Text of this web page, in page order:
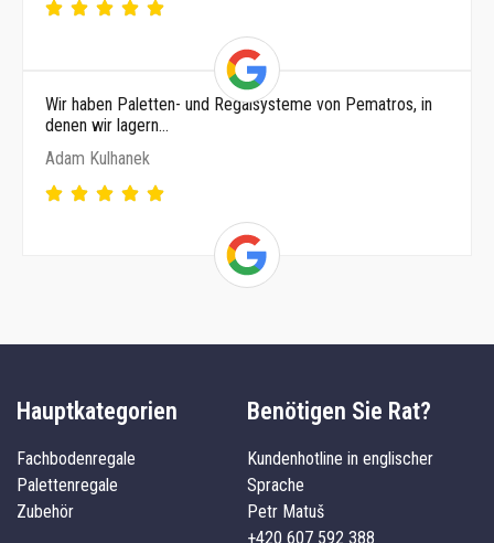
Wir haben Paletten- und Regalsysteme von Pematros, in
denen wir lagern…
Adam Kulhanek
Hauptkategorien
Fachbodenregale
Palettenregale
Zubehör
Benötigen Sie Rat?
Kundenhotline in englischer
Sprache
Petr Matuš
+420 607 592 388